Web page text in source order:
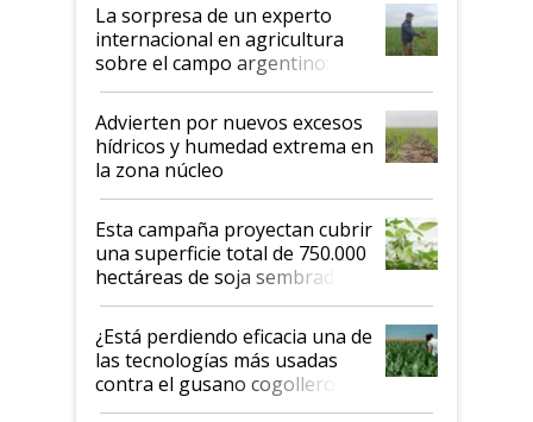
La sorpresa de un experto
internacional en agricultura
sobre el campo argentino:
"Estoy muy impresionado"
Advierten por nuevos excesos
hídricos y humedad extrema en
la zona núcleo
Esta campaña proyectan cubrir
una superficie total de 750.000
hectáreas de soja sembradas
con una nueva generación de
variedades que marcan un
salto tecnológico en genética y
rendimiento
¿Está perdiendo eficacia una de
las tecnologías más usadas
contra el gusano cogollero? El
desafío de una tecnología clave